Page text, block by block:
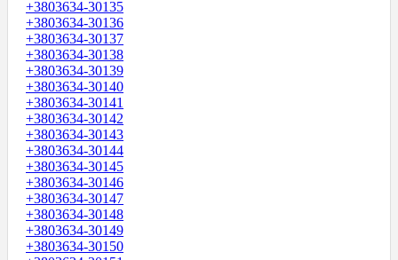
+3803634-30135
+3803634-30136
+3803634-30137
+3803634-30138
+3803634-30139
+3803634-30140
+3803634-30141
+3803634-30142
+3803634-30143
+3803634-30144
+3803634-30145
+3803634-30146
+3803634-30147
+3803634-30148
+3803634-30149
+3803634-30150